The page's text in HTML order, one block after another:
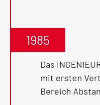
1985
Das
mit ersten
Bereich